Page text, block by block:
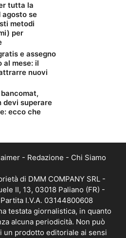
tutta la
agosto se
metodi
per
e assegno
al mese: il
nuovi
devi superare
ecco che
- Redazione - Chi Siamo
di DMM COMPANY SRL -
II, 13, 03018 Paliano (FR) -
I.V.A. 03144800608
testata giornalistica, in quanto
alcuna periodicità. Non può
un prodotto editoriale ai sensi